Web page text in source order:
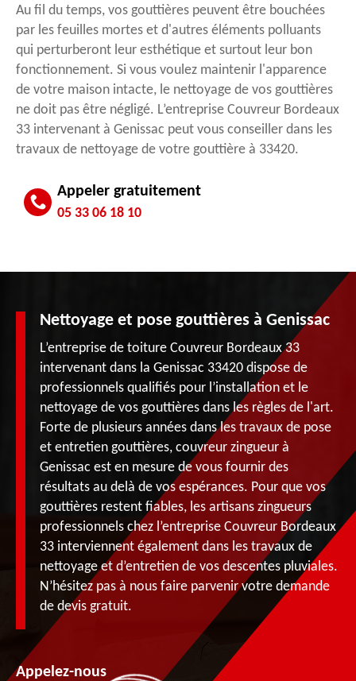
Au fil du temps, vos gouttières peuvent être bouchées
par les feuilles mortes et d'autres éléments polluants
qui perturberont leur esthétique et surtout leur bon
fonctionnement. Si vous voulez maintenir l'apparence
de votre maison intacte, le nettoyage de vos gouttières
ne doit pas être négligé. L’entreprise Couvreur Bordeaux
33 intervenant à Genissac peut vous conseiller dans les
travaux de nettoyage de votre gouttière à 33420.
Appeler gratuitement
05 33 06 18 10
Nettoyage et pose gouttières à Genissac
L’entreprise de toiture Couvreur Bordeaux 33
intervenant dans la Genissac 33420 dispose de
professionnels qualifiés pour l’installation et le
nettoyage de vos gouttières dans les règles de l'art.
Forte de plusieurs années dans les travaux de pose
et entretien gouttières, couvreur zingueur à
Genissac est en mesure de vous fournir des
résultats au delà de vos espérances. Pour que vos
gouttières restent fiables, les artisans zingueurs
professionnels chez l’entreprise Couvreur Bordeaux
33 interviennent également dans les travaux de
nettoyage et d’entretien de vos descentes pluviales.
N’hésitez pas à nous faire parvenir votre demande
de devis gratuit.
Appelez-nous